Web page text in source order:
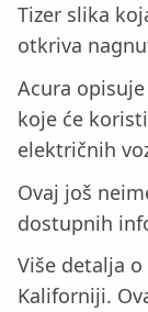
Tizer slika
otkriva
Acura
koje će
električnih
Ovaj još
dostupnih
Više detalja
Kaliforniji.